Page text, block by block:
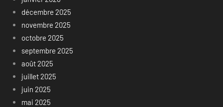
décembre 2025
novembre 2025
octobre 2025
septembre 2025
août 2025
juillet 2025
juin 2025
mai 2025